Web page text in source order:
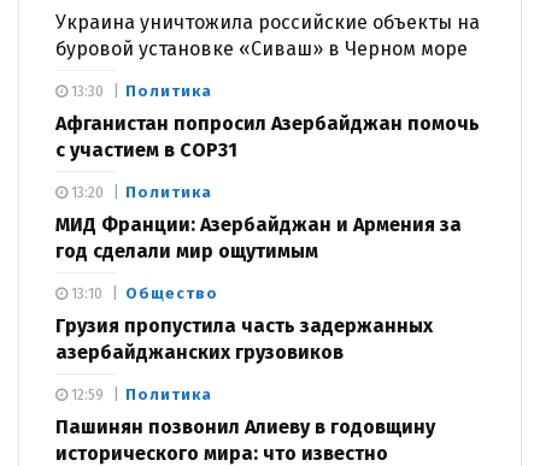
Украина уничтожила российские объекты на
буровой установке «Сиваш» в Черном море
Политика
Афганистан попросил Азербайджан помочь
с участием в COP31
13:30
Политика
МИД Франции: Азербайджан и Армения за
год сделали мир ощутимым
13:20
Общество
Грузия пропустила часть задержанных
азербайджанских грузовиков
13:10
Политика
Пашинян позвонил Алиеву в годовщину
исторического мира: что известно
12:59